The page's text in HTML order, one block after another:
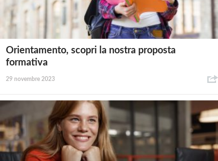
Orientamento, scopri la nostra proposta
formativa
29 novembre 2023